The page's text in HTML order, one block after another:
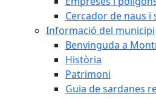
Cercador de naus i
Informació del municipi
Benvinguda a
Història
Patrimoni
Guia de sardanes